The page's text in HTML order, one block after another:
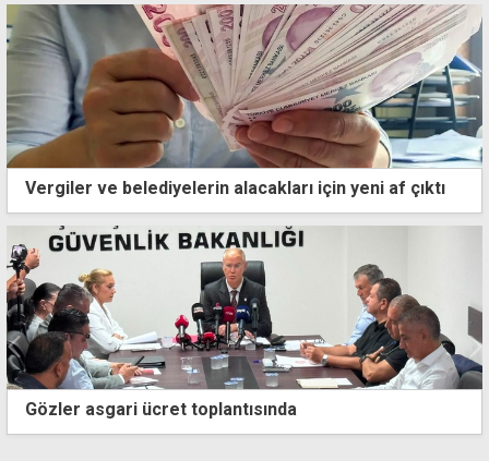
Vergiler ve belediyelerin alacakları için yeni af çıktı
Gözler asgari ücret toplantısında